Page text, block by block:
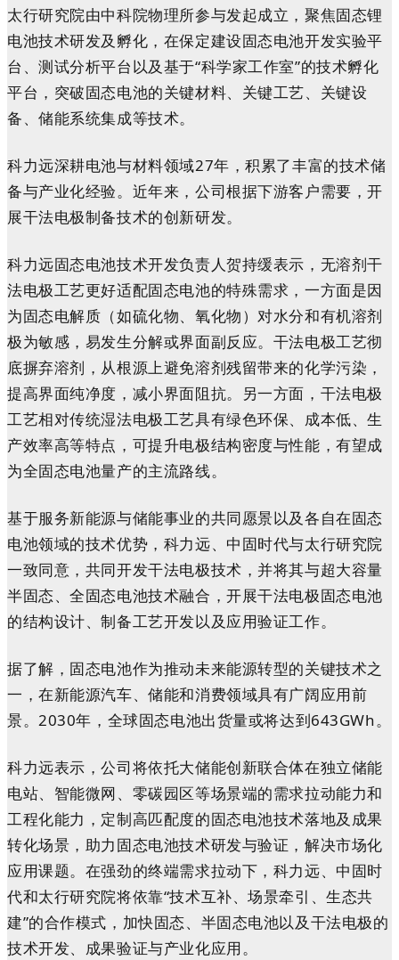
太行研究院由中科院物理所参与发起成立，聚焦固态锂
电池技术研发及孵化，在保定建设固态电池开发实验平
台、测试分析平台以及基于“科学家工作室”的技术孵化
平台，突破固态电池的关键材料、关键工艺、关键设
备、储能系统集成等技术。
科力远深耕电池与材料领域27年，积累了丰富的技术储
备与产业化经验。近年来，公司根据下游客户需要，开
展干法电极制备技术的创新研发。
科力远固态电池技术开发负责人贺持缓表示，无溶剂干
法电极工艺更好适配固态电池的特殊需求，一方面是因
为固态电解质（如硫化物、氧化物）对水分和有机溶剂
极为敏感，易发生分解或界面副反应。干法电极工艺彻
底摒弃溶剂，从根源上避免溶剂残留带来的化学污染，
提高界面纯净度，减小界面阻抗。另一方面，干法电极
工艺相对传统湿法电极工艺具有绿色环保、成本低、生
产效率高等特点，可提升电极结构密度与性能，有望成
为全固态电池量产的主流路线。
基于服务新能源与储能事业的共同愿景以及各自在固态
电池领域的技术优势，科力远、中固时代与太行研究院
一致同意，共同开发干法电极技术，并将其与超大容量
半固态、全固态电池技术融合，开展干法电极固态电池
的结构设计、制备工艺开发以及应用验证工作。
据了解，固态电池作为推动未来能源转型的关键技术之
一，在新能源汽车、储能和消费领域具有广阔应用前
景。2030年，全球固态电池出货量或将达到643GWh。
科力远表示，公司将依托大储能创新联合体在独立储能
电站、智能微网、零碳园区等场景端的需求拉动能力和
工程化能力，定制高匹配度的固态电池技术落地及成果
转化场景，助力固态电池技术研发与验证，解决市场化
应用课题。在强劲的终端需求拉动下，科力远、中固时
代和太行研究院将依靠“技术互补、场景牵引、生态共
建”的合作模式，加快固态、半固态电池以及干法电极的
技术开发、成果验证与产业化应用。